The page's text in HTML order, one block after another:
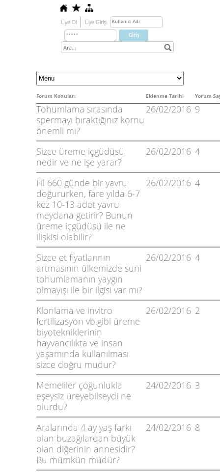
Üye Ol Üye Girişi
Forum Konuları Eklenme Tarihi Yorum
Tohumlama sırasında
spermayı bıraktığınız kornu
önemli mi?
26/02/2016 9
Sizce üreme içgüdüsü
nedir ve ne işe yarar?
26/02/2016 4
Fil 660 günde bir yavru
doğururken, fare yılda 6-7
kez 10-13 adet yavru
meydana getirir? Bunun
üreme içgüdüsü ile ne
ilişkisi olabilir?
26/02/2016 4
Sizce et fiyatlarının
artmasının ülkemizde suni
tohumlamanın yaygın
olmayışı ile bir ilgisi var mı?
26/02/2016 4
Klonlama ve invitro
fertilizasyon vb.gibi üreme
biyotekniklerinin
hayvancılıkta ve insan
yaşamında kullanılması
sizce doğru mudur?
26/02/2016 2
Memeliler çoğunlukla
eşeysiz üreyebilseydi ne
olurdu?
24/02/2016 3
Aralarında 4 ay yaş farkı
olan buzağılardan büyük
olan diğerinin annesidir?
Bu mümkün müdür?
24/02/2016 8